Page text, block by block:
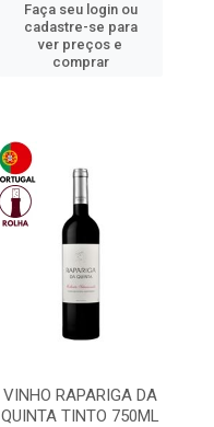
Faça seu login ou
cadastre-se para
ver preços e
comprar
VINHO RAPARIGA DA
QUINTA TINTO 750ML